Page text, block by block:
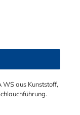
miteinander
von Wasser, Luft,
kann eine
durch eine
finden
in fast allen